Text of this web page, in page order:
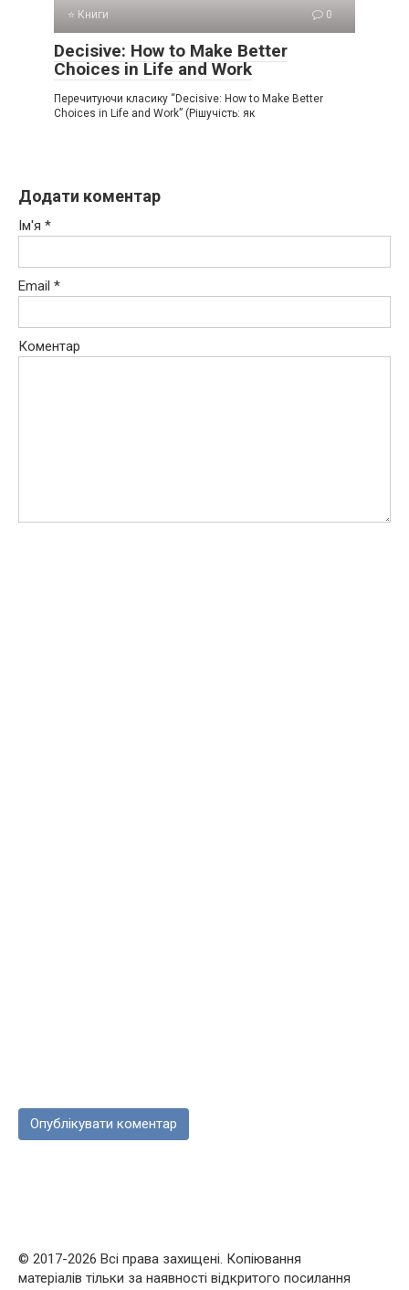
⭐ Книги 0
Decisive: How to Make Better
Choices in Life and Work
Перечитуючи класику “Decisive: How to Make Better
Choices in Life and Work” (Рішучість: як
Додати коментар
Ім'я *
Email *
Коментар
© 2017-2026 Всі права захищені. Копіювання
матеріалів тільки за наявності відкритого посилання